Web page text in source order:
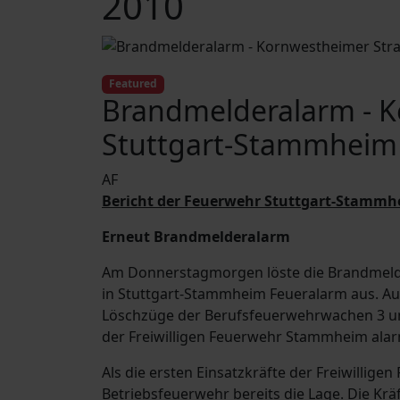
Featured
Brandmelderalarm -
Stuttgart-Stammheim
AF
Bericht der Feuerwehr Stuttgart-
Erneut Brandmelderalarm
Am Donnerstagmorgen löste die
in Stuttgart-Stammheim Feueralarm aus.
Löschzüge der Berufsfeuerwehrwachen 3
der Freiwilligen Feuerwehr Stammheim
Als die ersten Einsatzkräfte der
Betriebsfeuerwehr bereits die Lage. Die